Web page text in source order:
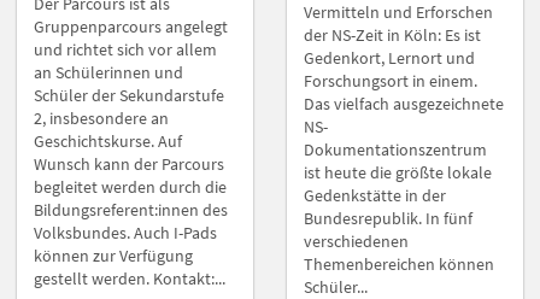
Gruppenparcours angelegt
und richtet sich vor allem
an Schülerinnen und
Schüler der Sekundarstufe
2, insbesondere an
Geschichtskurse. Auf
Wunsch kann der Parcours
begleitet werden durch die
Bildungsreferent:innen des
Volksbundes. Auch I-Pads
können zur Verfügung
gestellt werden. Kontakt:...
Vermitteln und Erforschen
der NS-Zeit in Köln: Es ist
Gedenkort, Lernort und
Forschungsort in einem.
Das vielfach ausgezeichnete
NS-
Dokumentationszentrum
ist heute die größte lokale
Gedenkstätte in der
Bundesrepublik. In fünf
verschiedenen
Themenbereichen können
Schüler...